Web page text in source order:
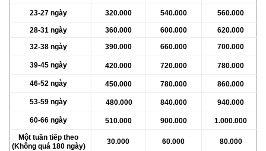
23-27ngày 320.000 540.000 560.000
28-31 ngày 360.000 600.000 620.000
32-38 ngày 390.000 660.000 700.000
39-45 ngày 420.000 720.000 780.000
46-52 ngày 450.000 780.000 860.000
53-59 ngày 480.000 840.000 940.000
60-66 ngày 510.000 900.000 1.000.000
Một tuần tiếp theo
(Không quá 180 ngày)
30.000 60.000 80.000